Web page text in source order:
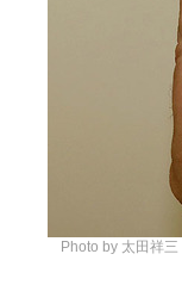
Photo by 太田祥三